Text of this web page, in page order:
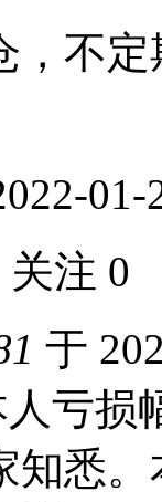
，不定
01-
注 0
于
亏损
知悉